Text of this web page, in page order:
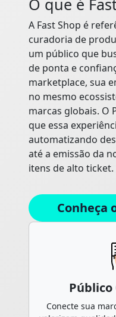
O que é
A Fast Shop é
curadoria de
um público que
de ponta e
marketplace, sua
no mesmo
marcas globais. O
que essa
automatizando
até a emissão da
itens de alto ticket.
Conheça
Conecte sua